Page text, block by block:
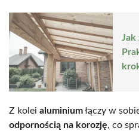
Jak
Z kolei aluminiumłączy w
odpornością na korozję, co